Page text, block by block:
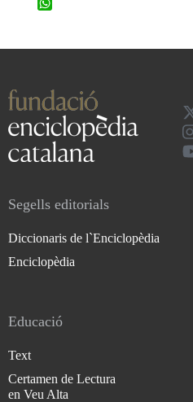
Segells editorials
Diccionaris de l`Enciclopèdia
Enciclopèdia
Educació
Text
Certamen de Lectura
en Veu Alta